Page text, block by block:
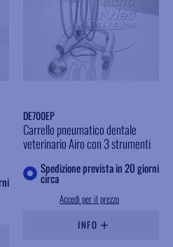
DE700EP
Carrello pneumatico dentale
veterinario Airo con 3 strumenti
Spedizione prevista in 20 giorni
circa
Accedi per il prezzo
INFO